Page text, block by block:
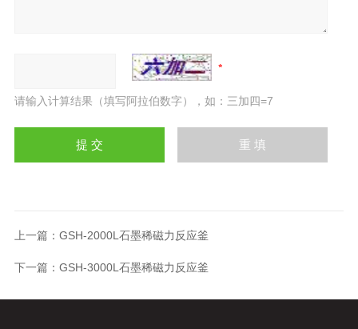
请输入计算结果（填写阿拉伯数字），如：三加四=7
上一篇： GSH-2000L石墨稀磁力反应釜
下一篇： GSH-3000L石墨稀磁力反应釜